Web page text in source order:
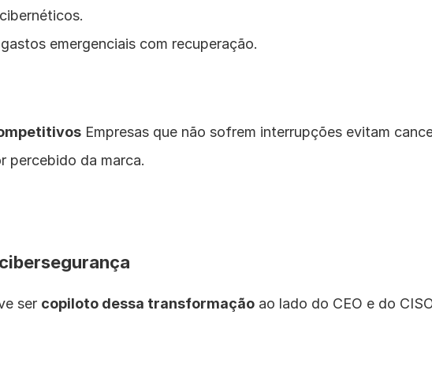
emergenciais com recuperação.
Empresas que não sofrem interrupções evitam
percebido da marca.
ser copiloto dessa transformação ao lado do CEO e do